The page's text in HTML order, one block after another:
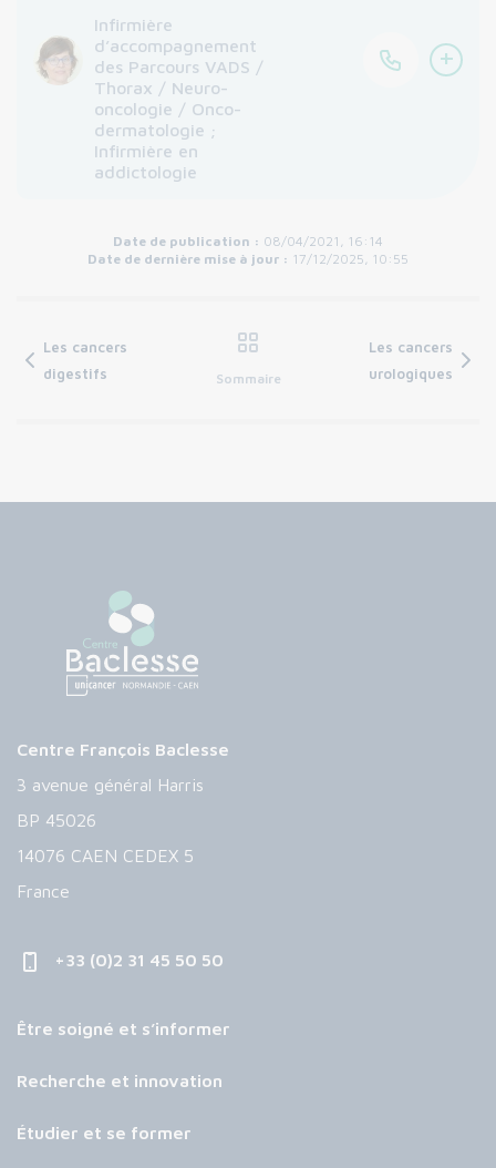
Infirmière
d’accompagnement
des Parcours VADS /
Thorax / Neuro-
oncologie / Onco-
dermatologie ;
Infirmière en
addictologie
+
Date de publication : 08/04/2021, 16:14
Date de dernière mise à jour : 17/12/2025, 10:55
Les cancers
digestifs
Sommaire
Les cancers
urologiques
Centre François Baclesse
3 avenue général Harris
BP 45026
14076 CAEN CEDEX 5
France
+33 (0)2 31 45 50 50
Être soigné et s’informer
Recherche et innovation
Étudier et se former